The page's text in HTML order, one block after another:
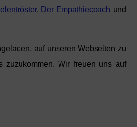
, Der Empathiecoach und
auf unseren Webseiten zu
zuzukommen. Wir freuen uns auf